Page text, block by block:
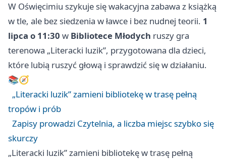
W Oświęcimiu szykuje się wakacyjna zabawa z książką
w tle, ale bez siedzenia w ławce i bez nudnej teorii. 1
lipca o 11:30 w Bibliotece Młodych ruszy gra
terenowa „Literacki luzik”, przygotowana dla dzieci,
które lubią ruszyć głową i sprawdzić się w działaniu.
📚🧭
„Literacki luzik” zamieni bibliotekę w trasę pełną
tropów i prób
Zapisy prowadzi Czytelnia, a liczba miejsc szybko się
skurczy
„Literacki luzik” zamieni bibliotekę w trasę pełną